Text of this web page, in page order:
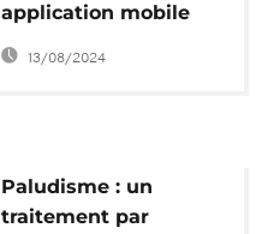
application mobile
pour surveiller son
foetus
13/08/2024
Paludisme : un
traitement par